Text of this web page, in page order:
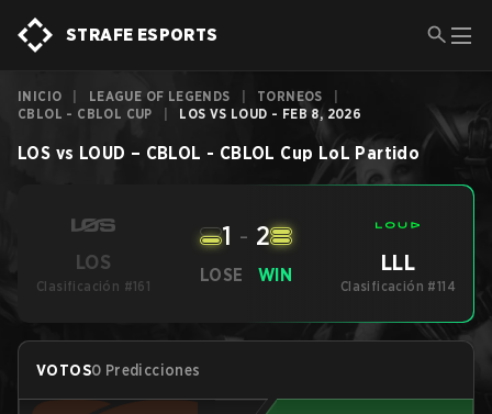
STRAFE ESPORTS
INICIO LEAGUE OF LEGENDS TORNEOS
CBLOL - CBLOL CUP
LOS VS LOUD - FEB 8, 2026
LOS vs LOUD – CBLOL - CBLOL Cup LoL Partido
LOS
Clasificación #161
LOSE
1 - 2
WIN LLL
Clasificación #114
VOTOS0 Predicciones